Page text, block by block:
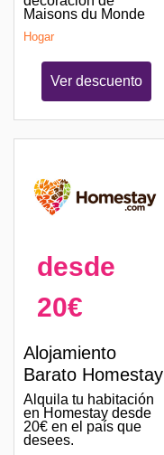
Maisons du Monde
Hogar
Ver descuento
desde
20€
Alojamiento
Barato Homestay
Alquila tu habitación
en Homestay desde
20€ en el país que
desees.